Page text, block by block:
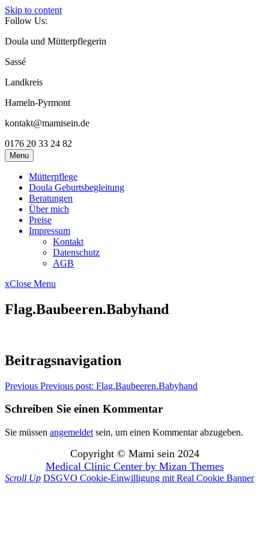
Skip to content
Follow Us:
Doula und Mütterpflegerin
Sassé
Landkreis
Hameln-Pyrmont
kontakt@mamisein.de
0176 20 33 24 82
Menu
Mütterpflege
Doula Geburtsbegleitung
Beratungen
Über mich
Preise
Impressum
Kontakt
Datenschutz
AGB
xClose Menu
Flag.Baubeeren.Babyhand
Beitragsnavigation
Previous Previous post: Flag.Baubeeren.Babyhand
Schreiben Sie einen Kommentar
Sie müssen angemeldet sein, um einen Kommentar abzugeben.
Copyright © Mami sein 2024
Medical Clinic Center by Mizan Themes
Scroll Up DSGVO Cookie-Einwilligung mit Real Cookie Banner